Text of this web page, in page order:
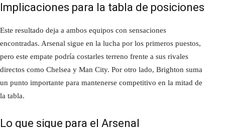
Implicaciones para la tabla de posiciones
Este resultado deja a ambos equipos con sensaciones
encontradas. Arsenal sigue en la lucha por los primeros puestos,
pero este empate podría costarles terreno frente a sus rivales
directos como Chelsea y Man City. Por otro lado, Brighton suma
un punto importante para mantenerse competitivo en la mitad de
la tabla.
Lo que sigue para el Arsenal